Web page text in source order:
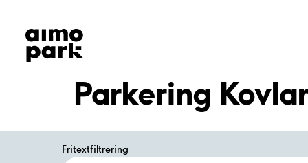
Hitta parkering
Samarbete
Kundservice
Om Aimo Park
Parkering
Fritextfiltrering